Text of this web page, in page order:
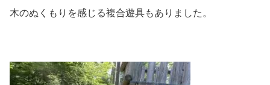
木のぬくもりを感じる複合遊具もありました。